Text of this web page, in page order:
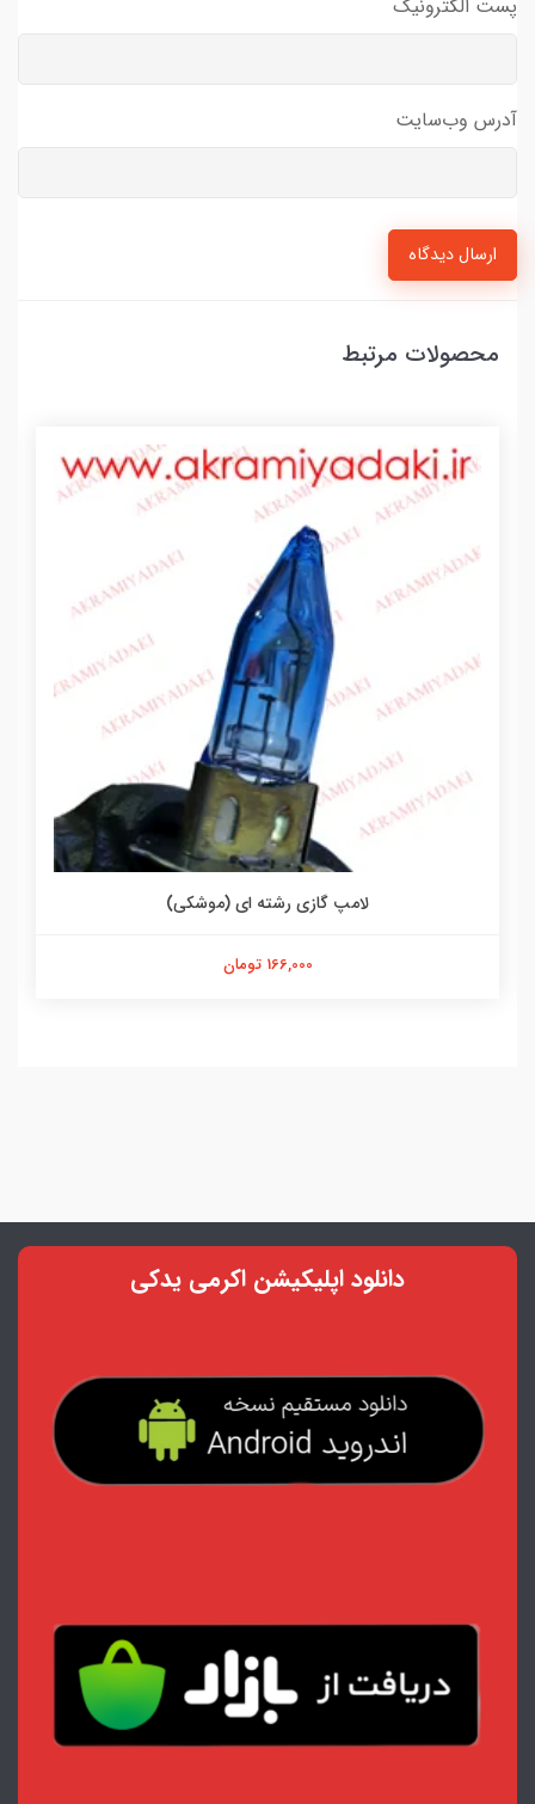
پست الکترونیک
آدرس وب‌سایت
ارسال دیدگاه
محصولات مرتبط
لامپ گازی رشته ای (موشکی)
166,000 تومان
دانلود اپلیکیشن اکرمی یدکی